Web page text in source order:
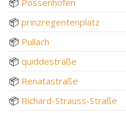
📦 prinzregentenplatz
📦 Pullach
📦 quiddestraße
📦 Renatastraße
📦 Richard-Strauss-Straße